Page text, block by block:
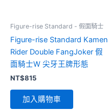
Figure-rise Standard - 假面騎士
Figure-rise Standard Kamen
Rider Double FangJoker 假
面騎士W 尖牙王牌形態
NT$815
加入購物車